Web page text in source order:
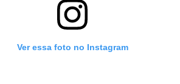
Ver essa foto no Instagram